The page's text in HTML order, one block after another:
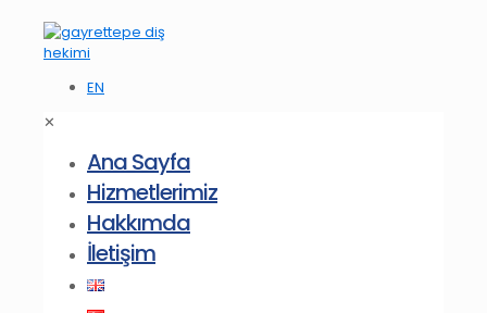
EN
✕
Ana Sayfa
Hizmetlerimiz
Hakkımda
İletişim